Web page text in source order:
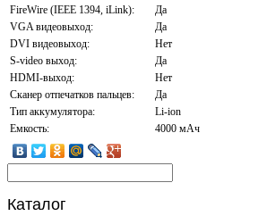
FireWire (IEEE 1394, iLink):
Да
VGA видеовыход:
Да
DVI видеовыход:
Нет
S-video выход:
Да
HDMI-выход:
Нет
Сканер отпечатков пальцев:
Да
Тип аккумулятора:
Li-ion
Емкость:
4000 мАч
Каталог